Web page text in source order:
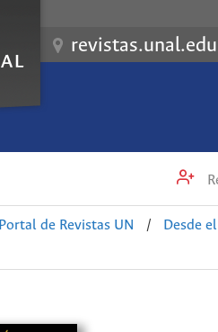
Portal de Revistas UN / Desde